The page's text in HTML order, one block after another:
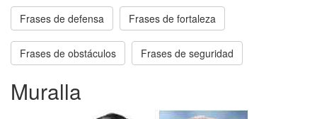
Frases de defensa Frases de fortaleza
Frases de obstáculos Frases de seguridad
Muralla